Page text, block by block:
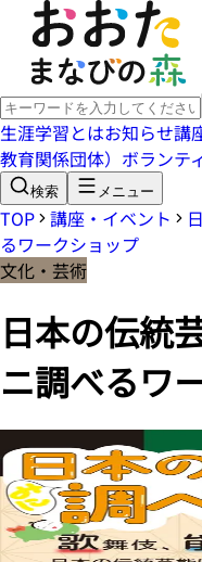
生涯学習とはお知らせ講
教育関係団体） ボランテ
検索 メニュー
TOP 講座・イベント
るワークショップ
文化・芸術
日本の伝統
ニ調べるワ